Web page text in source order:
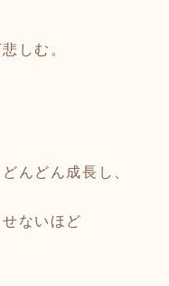
しむ。
んどん成長し、
ないほど